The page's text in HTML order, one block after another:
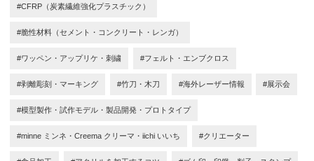
#CFRP（炭素繊維強化プラスチック）
#脆性材料（セメント・コンクリート・レンガ）
#ワッペン・アップリケ・刺繍 #フェルト・エンブクロス
#剥離彫刻・マーキング #竹刀・木刀 #海外レーザー情報 #展示会
#模型製作・試作モデル・製品開発・プロトタイプ
#minne ミンネ・Creema クリーマ・iichi いいち #クリエーター